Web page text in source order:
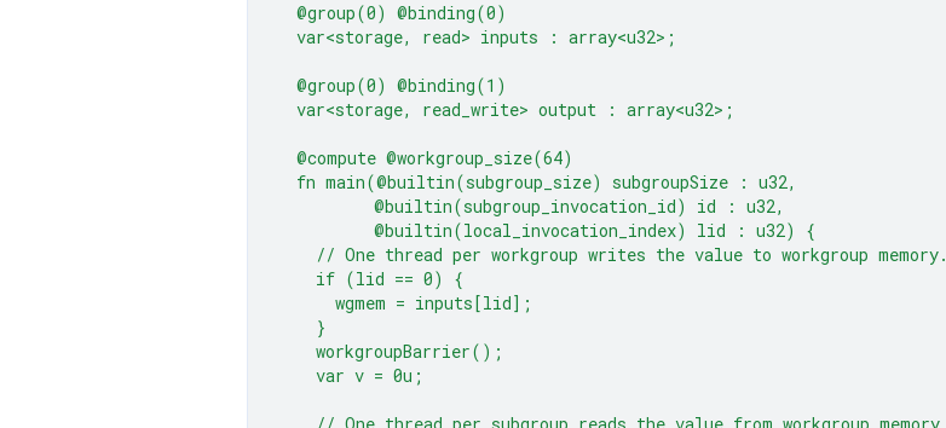
  @group(0) @binding(0)
  var<storage, read> inputs : array<u32>;
  @group(0) @binding(1)
  var<storage, read_write> output : array<u32>;
  @compute @workgroup_size(64)
  fn main(@builtin(subgroup_size) subgroupSize : u32,
          @builtin(subgroup_invocation_id) id : u32,
          @builtin(local_invocation_index) lid : u32) {
    // One thread per workgroup writes the value to workgroup memory.
    if (lid == 0) {
      wgmem = inputs[lid];
    }
    workgroupBarrier();
    var v = 0u;